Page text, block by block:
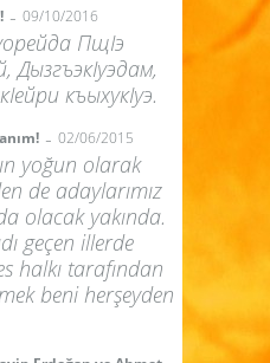
- 09/10/2016
ПщIэ
ДызгъэкIуэдам,
къыхукIуэ.
- 02/06/2015
yoğun olarak
de adaylarımız
olacak yakında.
geçen illerde
halkı tarafından
beni herşeyden